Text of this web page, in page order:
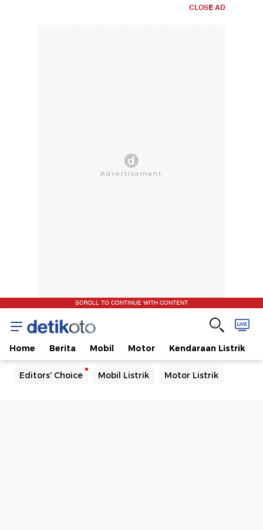
CLOSE AD
SCROLL TO CONTINUE WITH CONTENT
Home Berita Mobil Motor Kendaraan Listrik
Editors' Choice Mobil Listrik Motor Listrik